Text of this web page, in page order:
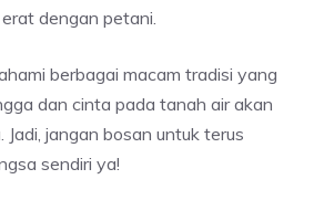
dengan petani.
berbagai macam tradisi yang
dan cinta pada tanah air akan
Jadi, jangan bosan untuk terus
sendiri ya!